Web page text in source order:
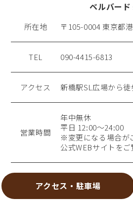
ベルバー
所在地 〒105-0004 東京都
TEL 090-4415-6813
アクセス 新橋駅SL広場から徒
営業時間
年中無休
平日 12:00～
※変更になる場合が
公式WEBサイトをご
アクセス・駐車場